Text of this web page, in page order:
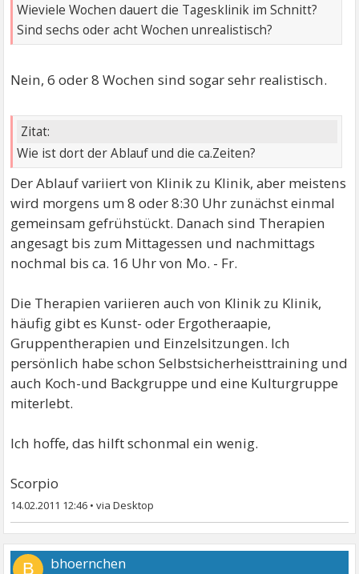
Wieviele Wochen dauert die Tagesklinik im Schnitt?
Sind sechs oder acht Wochen unrealistisch?
Nein, 6 oder 8 Wochen sind sogar sehr realistisch.
Zitat:
Wie ist dort der Ablauf und die ca.Zeiten?
Der Ablauf variiert von Klinik zu Klinik, aber meistens
wird morgens um 8 oder 8:30 Uhr zunächst einmal
gemeinsam gefrühstückt. Danach sind Therapien
angesagt bis zum Mittagessen und nachmittags
nochmal bis ca. 16 Uhr von Mo. - Fr.
Die Therapien variieren auch von Klinik zu Klinik,
häufig gibt es Kunst- oder Ergotheraapie,
Gruppentherapien und Einzelsitzungen. Ich
persönlich habe schon Selbstsicherheisttraining und
auch Koch-und Backgruppe und eine Kulturgruppe
miterlebt.
Ich hoffe, das hilft schonmal ein wenig.
Scorpio
14.02.2011 12:46 •
B bhoernchen